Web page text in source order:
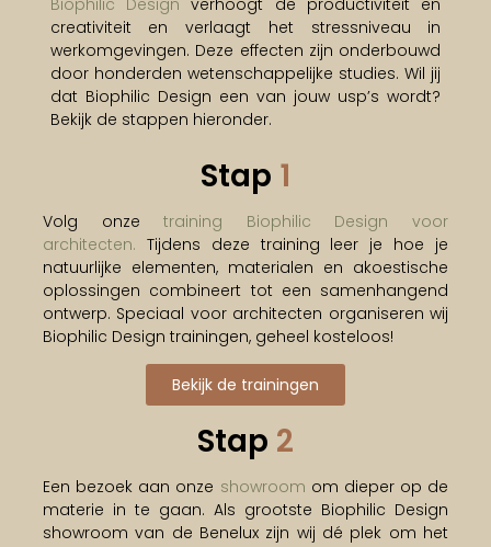
creativiteit en verlaagt het stressniveau in
werkomgevingen. Deze effecten zijn onderbouwd
door honderden wetenschappelijke studies. Wil jij
dat Biophilic Design een van jouw usp’s wordt?
Bekijk de stappen hieronder.
Stap 1
Volg onzetraining Biophilic Design voor
architecten. Tijdens deze training leer je hoe je
natuurlijke elementen, materialen en akoestische
oplossingen combineert tot een samenhangend
ontwerp. Speciaal voor architecten organiseren wij
Biophilic Design trainingen, geheel kosteloos!
Bekijk de trainingen
Stap 2
Een bezoek aan onze showroom om dieper op de
materie in te gaan. Als grootste Biophilic Design
showroom van de Benelux zijn wij dé plek om het